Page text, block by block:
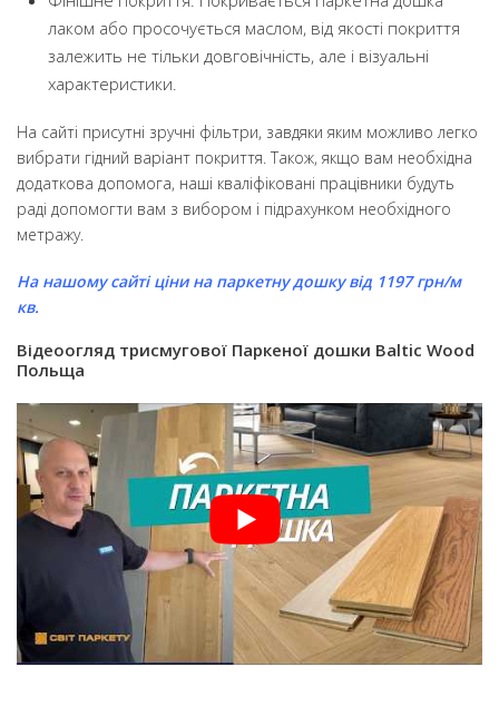
лаком або просочується маслом, від якості покриття
залежить не тільки довговічність, але і візуальні
характеристики.
На сайті присутні зручні фільтри, завдяки яким можливо легко
вибрати гідний варіант покриття. Також, якщо вам необхідна
додаткова допомога, наші кваліфіковані працівники будуть
раді допомогти вам з вибором і підрахунком необхідного
метражу.
На нашому сайті ціни на паркетну дошку від 1197 грн/м
кв.
Відеоогляд трисмугової Паркеної дошки Baltic Wood
Польща